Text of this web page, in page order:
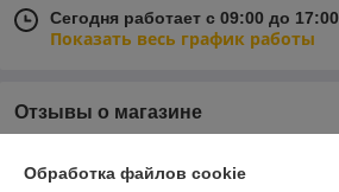
Сегодня работает с 09:00 до 17:00
Показать весь график работы
Отзывы о магазине
Обработка файлов cookie